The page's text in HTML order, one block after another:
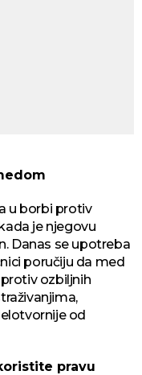
u borbi protiv
je njegovu
Danas se upotreba
poručiju da med
ozbiljnih
od
pravu